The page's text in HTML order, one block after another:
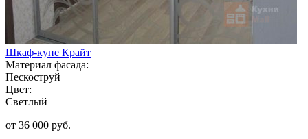
Шкаф-купе Крайт
Материал фасада:
Пескоструй
Цвет:
Светлый
от 36 000 руб.